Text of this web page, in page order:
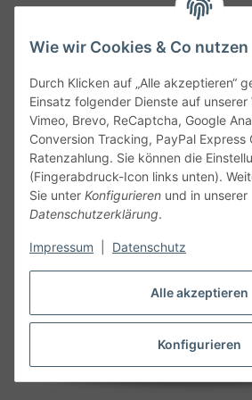
Alle akzeptieren
Konfigurieren
Wie wir Cookies & Co nutzen
Durch Klicken auf „Alle akzeptieren“
Einsatz folgender Dienste auf unserer
Vimeo, Brevo, ReCaptcha, Google
Conversion Tracking, PayPal Express
Ratenzahlung. Sie können die
(Fingerabdruck-Icon links unten).
Sie unter Konfigurieren und in unserer
Datenschutzerklärung.
Impressum Datenschutz
Service
Gesetzliche Informationen
Alle technischen Angaben ohne Gewähr.
Angaben vorbehalten. Wenn Sie
unseren Kundenservice. Abbildungen
Vertrag widerrufen